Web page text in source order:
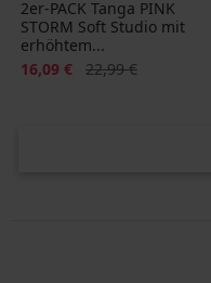
2er-PACK Tanga PINK
STORM Soft Studio mit
erhöhtem...
Rabatt
16,09 € Alter Preis
22,99 €